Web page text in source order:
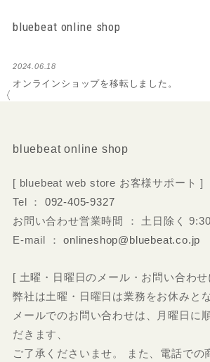
bluebeat online shop
2024.06.18
オンラインショップを移転しました。
〈
bluebeat online shop
[ bluebeat web store お客様サポート ]
Tel ： 092-405-9327
お問い合わせ営業時間 ： 土日除く
E-mail ：onlineshop@bluebeat.co.jp
[ 土曜・日曜日のメール・お問い合わ
弊社は土曜・日曜日は業務をお休みと
メールでのお問い合わせは、月曜日に
だきます、
ご了承くださいませ。 また、電話での